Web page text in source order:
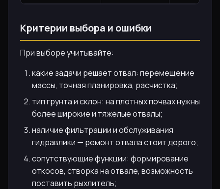
Критерии выбора и ошибки
При выборе учитывайте:
какие задачи решает отвал: перемещение
массы, точная планировка, расчистка;
тип грунта и склон: на плотных почвах нужны
более широкие и тяжелые отвалы;
наличие фильтрации и обслуживания
гидравлики — ремонт отвала стоит дорого;
сопутствующие функции: формирование
откосов, створка на отвале, возможность
поставить рыхлитель;